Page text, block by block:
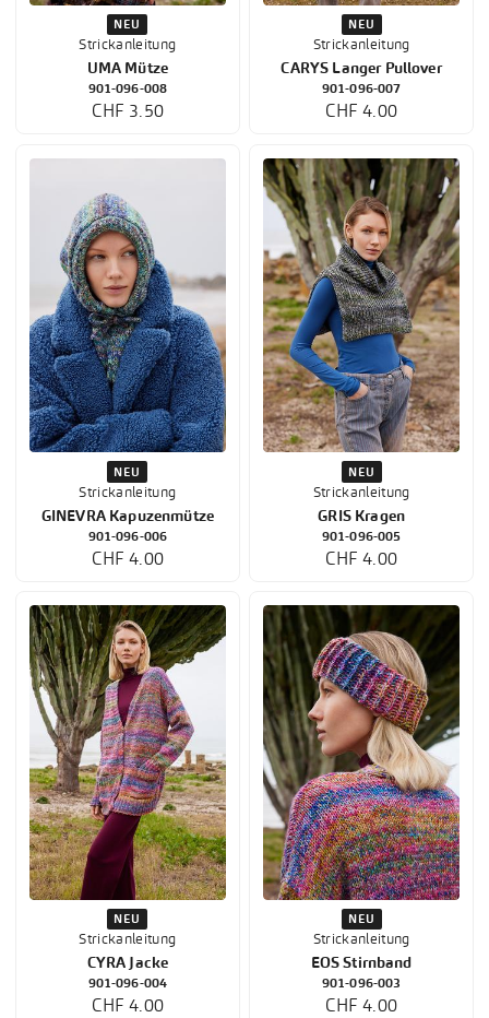
NEU
Strickanleitung
UMA Mütze
901-096-008
CHF 3.50
NEU
Strickanleitung
CARYS Langer Pullover
901-096-007
CHF 4.00
NEU
Strickanleitung
GINEVRA Kapuzenmütze
901-096-006
CHF 4.00
NEU
Strickanleitung
GRIS Kragen
901-096-005
CHF 4.00
NEU
Strickanleitung
CYRA Jacke
901-096-004
CHF 4.00
NEU
Strickanleitung
EOS Stirnband
901-096-003
CHF 4.00